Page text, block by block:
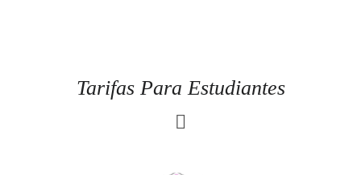
Tarifas Para Estudiantes